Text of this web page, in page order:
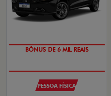
BÔNUS DE 6 MIL REAIS
PESSOA FÍSICA